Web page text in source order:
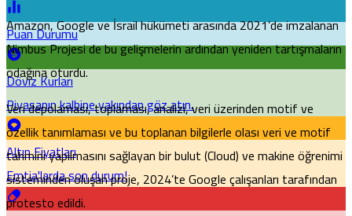
Puan Durumu
Döviz Kurları
Piyasanın kalbine yakından göz atın.
Altın Fiyatları
Emtia'larda son durum!
Amazon, Google ve İsrail hükümeti arasında 2021’de imzalanan
Nimbus Projesi de bu gelişmelerin ardından yeniden tartışmaların
odağına oturdu.
Veri depolaması, toplaması, analizi, veri üzerinden motif ve
özellik tanımlaması ve bu toplanan bilgilerle olası veri ve motif
tahmini yapılmasını sağlayan bir bulut (Cloud) ve makine öğrenimi
sisteminden oluşan proje, 2024’te Google çalışanları tarafından
protesto edildi.